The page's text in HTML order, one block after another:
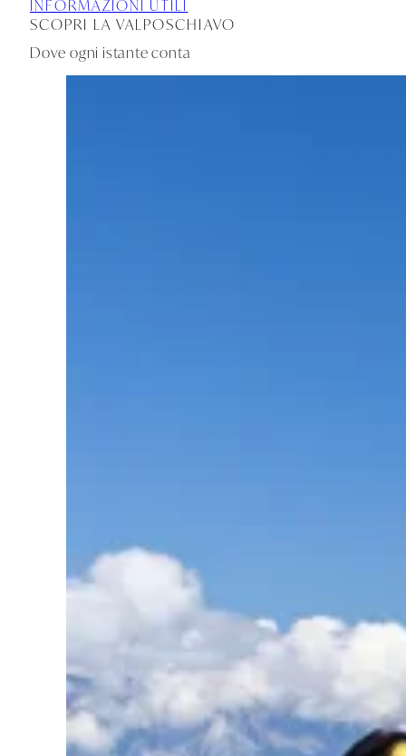
INFORMAZIONI UTILI
SCOPRI LA VALPOSCHIAVO
Dove ogni istante conta